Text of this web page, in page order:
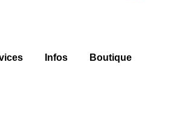
Infos Boutique